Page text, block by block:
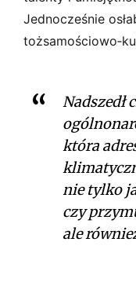
Jednocześnie
Nadszedł
która
nie tylko
czy
ale